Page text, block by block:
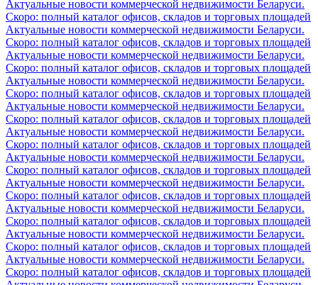
Актуальные новости коммерческой недвижимости Беларуси.
Скоро: полный каталог офисов, складов и торговых площадей
Актуальные новости коммерческой недвижимости Беларуси.
Скоро: полный каталог офисов, складов и торговых площадей
Актуальные новости коммерческой недвижимости Беларуси.
Скоро: полный каталог офисов, складов и торговых площадей
Актуальные новости коммерческой недвижимости Беларуси.
Скоро: полный каталог офисов, складов и торговых площадей
Актуальные новости коммерческой недвижимости Беларуси.
Скоро: полный каталог офисов, складов и торговых площадей
Актуальные новости коммерческой недвижимости Беларуси.
Скоро: полный каталог офисов, складов и торговых площадей
Актуальные новости коммерческой недвижимости Беларуси.
Скоро: полный каталог офисов, складов и торговых площадей
Актуальные новости коммерческой недвижимости Беларуси.
Скоро: полный каталог офисов, складов и торговых площадей
Актуальные новости коммерческой недвижимости Беларуси.
Скоро: полный каталог офисов, складов и торговых площадей
Актуальные новости коммерческой недвижимости Беларуси.
Скоро: полный каталог офисов, складов и торговых площадей
Актуальные новости коммерческой недвижимости Беларуси.
Скоро: полный каталог офисов, складов и торговых площадей